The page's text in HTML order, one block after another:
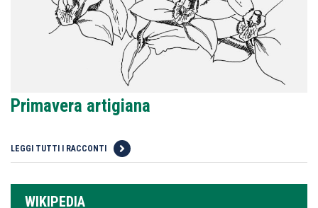
Primavera artigiana
LEGGI TUTTI I RACCONTI
WIKIPEDIA